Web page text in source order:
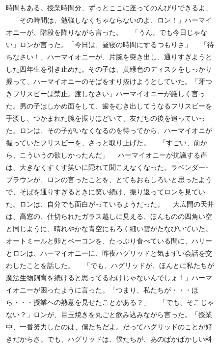
時間もある。授業時間分、ずっとここに座ってのんびりできるよ」
「その時間は、勉強しなくちゃならないのよ、ロン！」ハーマイ
オニーが、階段を降りながら言った。 「うん。でも今日じゃな
い」ロンが言った。「今日は、昼寝の時間にするつもりさ」 「待
ちなさい！」ハーマイオニーが、片腕を突き出し、通りすぎようと
した四年生を引き止めた。その子は、黄緑色のディスクをしっかり
握って、ハーマイオニーのそばをすり抜けようとしていた。「牙つ
きフリスビーは禁止。渡しなさい」ハーマイオニーが厳しく言っ
た。男の子はしかめ面をして、歯をむき出してうなるフリスビーを
手渡し、つかまれた腕を振りほどいて、友だちの後を追っていっ
た。ロンは、その子がいなくなるのを待ってから、ハーマイオニが
握っていたフリスビーを、さっと取り上げた。 「すごい、前か
ら、こういうの欲しかったんだ」 ハーマイオニーが抗議する声
は、大きなくすくす笑いに隠れて聞こえなくなった。ラベンダー･
ブラウンが、ロンの言ったことを、とてもおもしろいと思ったよう
で、そばを通りすぎるときに笑い続け、振り返ってロンを見てい
た。ロンは、自分でも面白がっているようだった。 大広間の天井
は、高窓の、仕切られたガラス越しに見える、ほんものの四角い空
と同じように、晴れやかな青空にもろく細い雲がたなびいていた。
オートミールと卵とベーコンを、たっぷり食べている間に、ハリー
とロンは、ハーマイオニーに、昨夜ハグリッドと気まずい会話を交
わしたことを話した。 「でも、ハグリッドが、ほんとに私たちが
魔法生物飼育を続けると思ってるわけじゃないんでしょ！」ハーマ
イオニーが困ったように言った。「つまり、私たちが・・・ほ
ら・・・授業への熱意を見せたことがある？」 「でも、そこじゃ
ない？」ロンが、目玉焼きを丸ごと飲み込みながら言った。「授業
中、一番努力したのは、僕たちだよ。だってハグリッドのことが好
きだからさ。でも、ハグリッドは、僕たちが、あのばかばかしい科